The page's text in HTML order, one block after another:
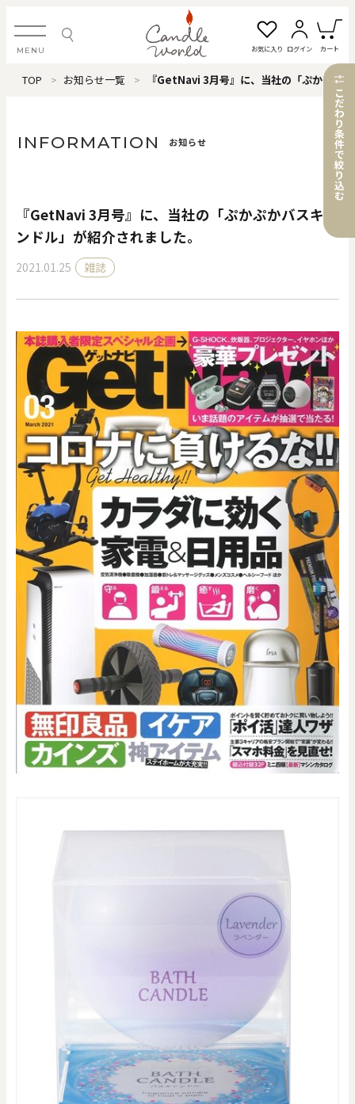
MENU お気に入り ログイン カート
ログイン・新規会員登録
すべてのアイテム
カテゴリから探す
価格で探す
0 20000
円 ～ 円
クリア OK
色で探す
お買い物ガイド 企業情報 お知らせ お問い合わせ
TOP お知らせ一覧 『GetNavi 3月号』に、当社の「ぷかぷかバスキャンドル」が紹介されました。
INFORMATION お知らせ
『GetNavi 3月号』に、当社の「ぷかぷかバスキャ
ンドル」が紹介されました。
2021.01.25 雑誌
こ
だ
わ
り
条
件
で
絞
り
込
む